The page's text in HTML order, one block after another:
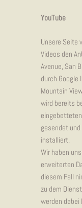
YouTube
Unsere Seite
Videos den
Avenue, San
durch
Mountain
wird bereits
eingebetteten
gesendet
installiert.
Wir haben
erweiterten
diesem Fall
zu dem
werden dabei